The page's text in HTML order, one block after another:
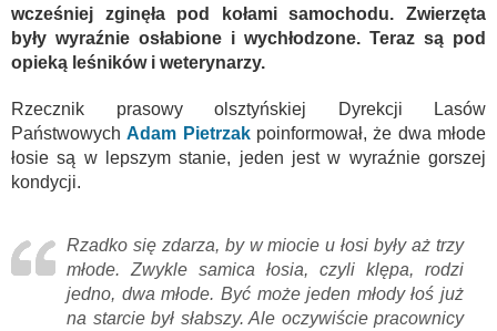
wcześniej zginęła pod kołami samochodu. Zwierzęta
były wyraźnie osłabione i wychłodzone. Teraz są pod
opieką leśników i weterynarzy.
Rzecznik prasowy olsztyńskiej Dyrekcji Lasów
PaństwowychAdam Pietrzakpoinformował, że dwa młode
łosie są w lepszym stanie, jeden jest w wyraźnie gorszej
kondycji.
Rzadko się zdarza, by w miocie u łosi były aż trzy
młode. Zwykle samica łosia, czyli klępa, rodzi
jedno, dwa młode. Być może jeden młody łoś już
na starcie był słabszy. Ale oczywiście pracownicy